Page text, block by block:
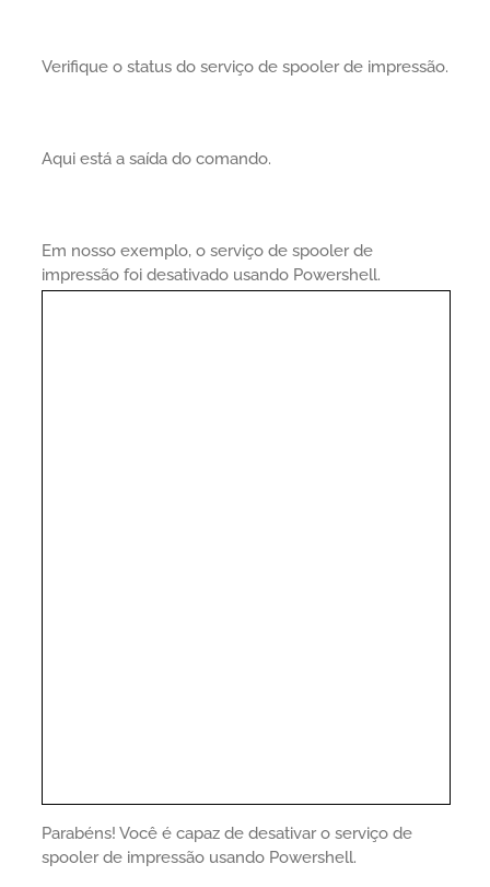
Verifique o status do serviço de spooler de impressão.
Aqui está a saída do comando.
Em nosso exemplo, o serviço de spooler de
impressão foi desativado usando Powershell.
Parabéns! Você é capaz de desativar o serviço de
spooler de impressão usando Powershell.